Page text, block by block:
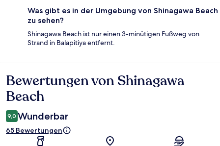
Was gibt es in der Umgebung von Shinagawa Beach
zu sehen?
Shinagawa Beach ist nur einen 3-minütigen Fußweg von
Strand in Balapitiya entfernt.
Bewertungen
Bewertungen von Shinagawa
Beach
9,0 Wunderbar
65 Bewertungen